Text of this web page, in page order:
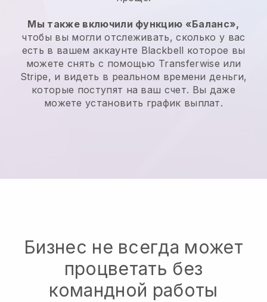
Мы также включили функцию «Баланс»,
чтобы вы могли отслеживать, сколько у вас
есть в вашем аккаунте Blackbell которое вы
можете снять с помощью Transferwise или
Stripe, и видеть в реальном времени деньги,
которые поступят на ваш счет. Вы даже
можете установить график выплат.
Бизнес не всегда может
процветать без
командной работы